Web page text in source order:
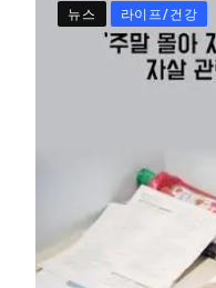
뉴스 라이프/건강